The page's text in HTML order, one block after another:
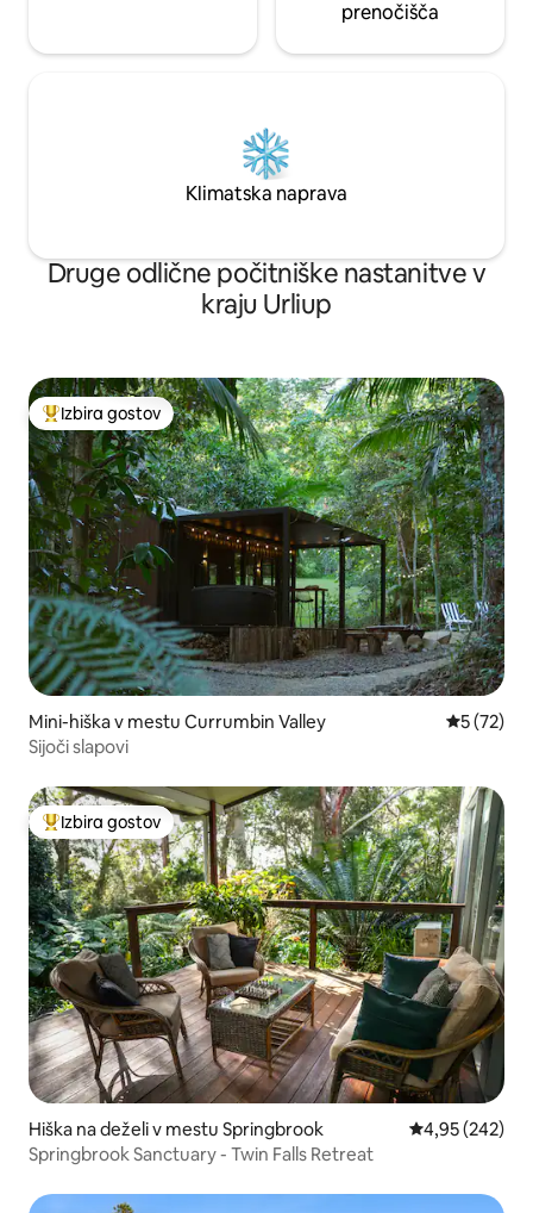
prenočišča
Klimatska naprava
Druge odlične počitniške nastanitve v
kraju Urliup
Najbolj priljubljena prenočišča z značko »Izbira gostov«
Izbira gostov
Mini-hiška v mestu Currumbin Valley
5 (72)
Sijoči slapovi
Najbolj priljubljena prenočišča z značko »Izbira gostov«
Izbira gostov
Hiška na deželi v mestu Springbrook Povprečna
4,95 (242)
Springbrook Sanctuary - Twin Falls Retreat